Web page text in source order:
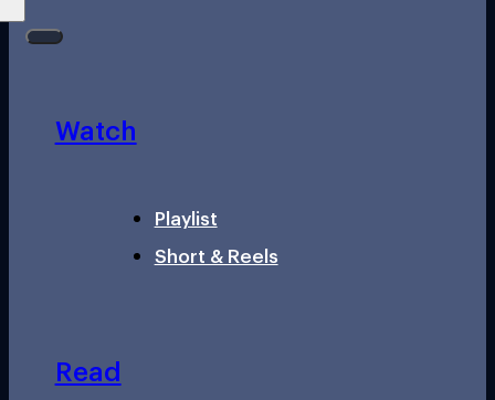
Watch
Playlist
Short & Reels
Read